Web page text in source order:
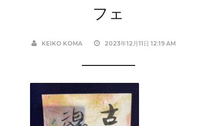
フェ
KEIKO KOMA 2023年12月11日 12:19 AM